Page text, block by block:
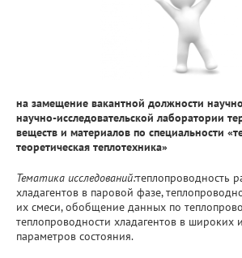
на замещение вакантной должности
научно-исследовательской лаборатории
веществ и материалов по специальности
теоретическая
Тематика исследований:теплопроводность
хладагентов в паровой фазе,
их смеси, обобщение данных по
теплопроводности хладагентов в широких
параметров состояния.